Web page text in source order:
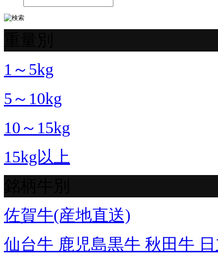
1～5kg
5～10kg
10～15kg
15kg以上
佐賀牛(産地直送)
仙台牛 鹿児島黒牛 秋田牛